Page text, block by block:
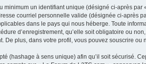
minimum un identifiant unique (désigné ci-après
courriel personnelle valide (désignée ci-après
dans le pays qui nous héberge. Toute
d’enregistrement, qu’elle soit obligatoire ou
De plus, dans votre profil, vous pouvez souscrire
(hashage à sens unique) afin qu’il soit sécurisé.